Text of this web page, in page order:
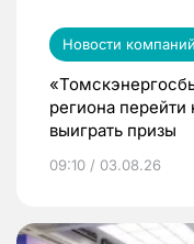
Новости компаний
региона перейти
выиграть призы
09:10 / 03.08.26